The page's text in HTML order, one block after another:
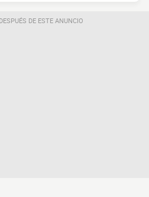
DE ESTE ANUNCIO